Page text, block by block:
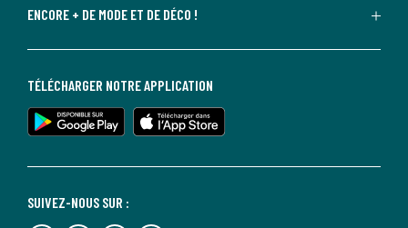
ENCORE + DE MODE ET DE DÉCO !
SUIVEZ-NOUS SUR :
TÉLÉCHARGER NOTRE APPLICATION